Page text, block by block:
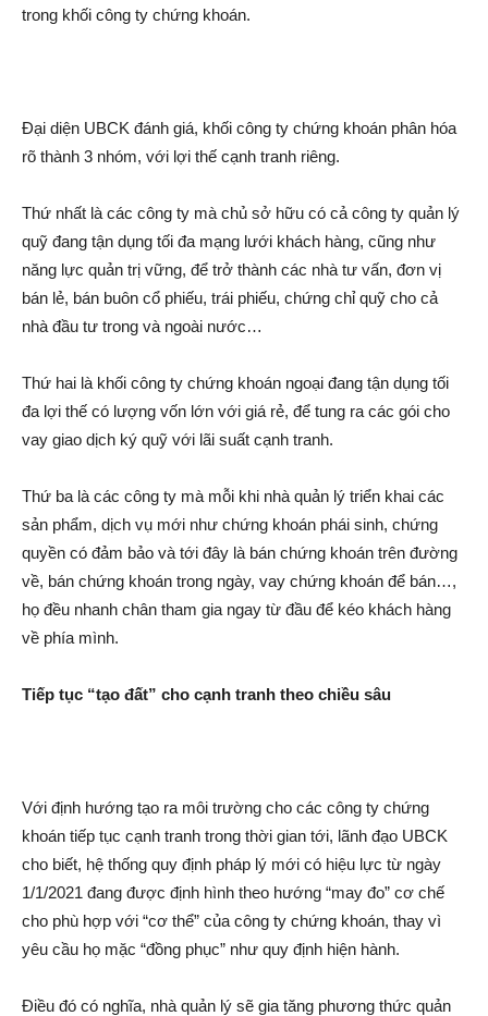
trong khối công ty chứng khoán.
Đại diện UBCK đánh giá, khối công ty chứng khoán phân hóa
rõ thành 3 nhóm, với lợi thế cạnh tranh riêng.
Thứ nhất là các công ty mà chủ sở hữu có cả công ty quản lý
quỹ đang tận dụng tối đa mạn‌g lưới khách hàng, cũng như
năng lực quản trị vững, để trở thành các nhà tư vấn, đơn vị
bán lẻ, bán buôn cổ phiếu, trái phiếu, chứng chỉ quỹ cho cả
nhà đầu tư trong và ngoài nước…
Thứ hai là khối công ty chứng khoán ngoại đang tận dụng tối
đa lợi thế có lượng vốn lớn với giá rẻ, để tung ra các gói cho
vay giao dịc‌h ký quỹ với lãi suất cạnh tranh.
Thứ ba là các công ty mà mỗi khi nhà quản lý triển khai các
sản phẩm, dịc‌h vụ mới như chứng khoán phái sinh, chứng
quyền có đảm bảo và tới đây là bán chứng khoán trên đường
về, bán chứng khoán trong ngày, vay chứng khoán để bán…,
họ đều nhanh chân tham gia ngay từ đầu để kéo khách hàng
về phía mình.
Tiếp tục “tạo đất” cho cạnh tranh theo chiều sâu
Với định hướng tạo ra môi trường cho các công ty chứng
khoán tiếp tục cạnh tranh trong thời gian tới, lãnh đạo UBCK
cho biết, hệ thống quy định pháp lý mới có hiệu lực từ ngày
1/1/2021 đang được định hình theo hướng “may đo” cơ chế
cho phù hợp với “c‌ơ th‌ể” của công ty chứng khoán, thay vì
yêu cầu họ mặc “đồng phục” như quy định hiện hành.
Điều đó có nghĩa, nhà quản lý sẽ gia tăng phương thức quản